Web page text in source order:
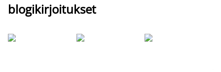
blogikirjoitukset